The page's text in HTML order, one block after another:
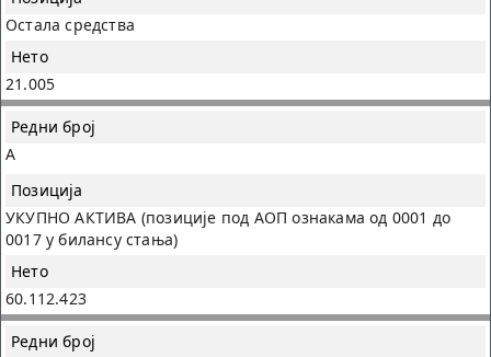
Остала средства
21.005
A
УКУПНО АКТИВА (позиције под АОП ознакама од 0001 до
0017 у билансу стања)
60.112.423